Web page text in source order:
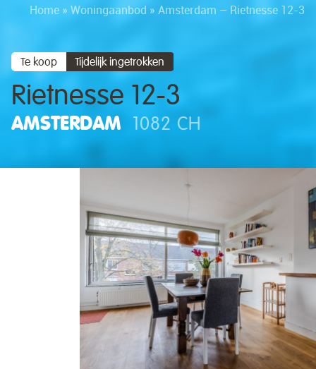
Home » Woningaanbod » Amsterdam – Rietnesse 12-3
Te koop Tijdelijk ingetrokken
Rietnesse 12-3
AMSTERDAM 1082 CH